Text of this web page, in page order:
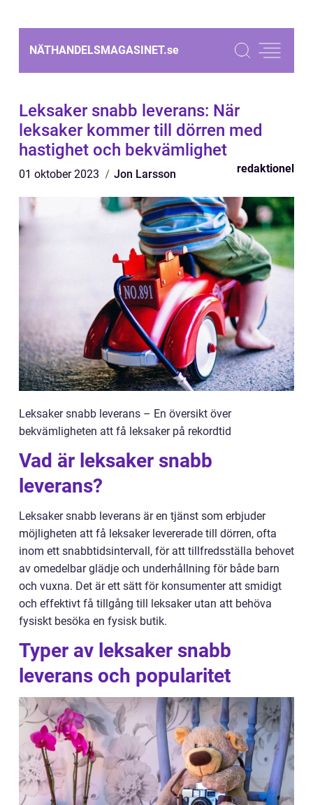
NÄTHANDELSMAGASINET.se
Leksaker snabb leverans: När
leksaker kommer till dörren med
hastighet och bekvämlighet
01 oktober 2023 Jon Larsson redaktionel
Leksaker snabb leverans – En översikt över
bekvämligheten att få leksaker på rekordtid
Vad är leksaker snabb
leverans?
Leksaker snabb leverans är en tjänst som erbjuder
möjligheten att få leksaker levererade till dörren, ofta
inom ett snabbtidsintervall, för att tillfredsställa behovet
av omedelbar glädje och underhållning för både barn
och vuxna. Det är ett sätt för konsumenter att smidigt
och effektivt få tillgång till leksaker utan att behöva
fysiskt besöka en fysisk butik.
Typer av leksaker snabb
leverans och popularitet